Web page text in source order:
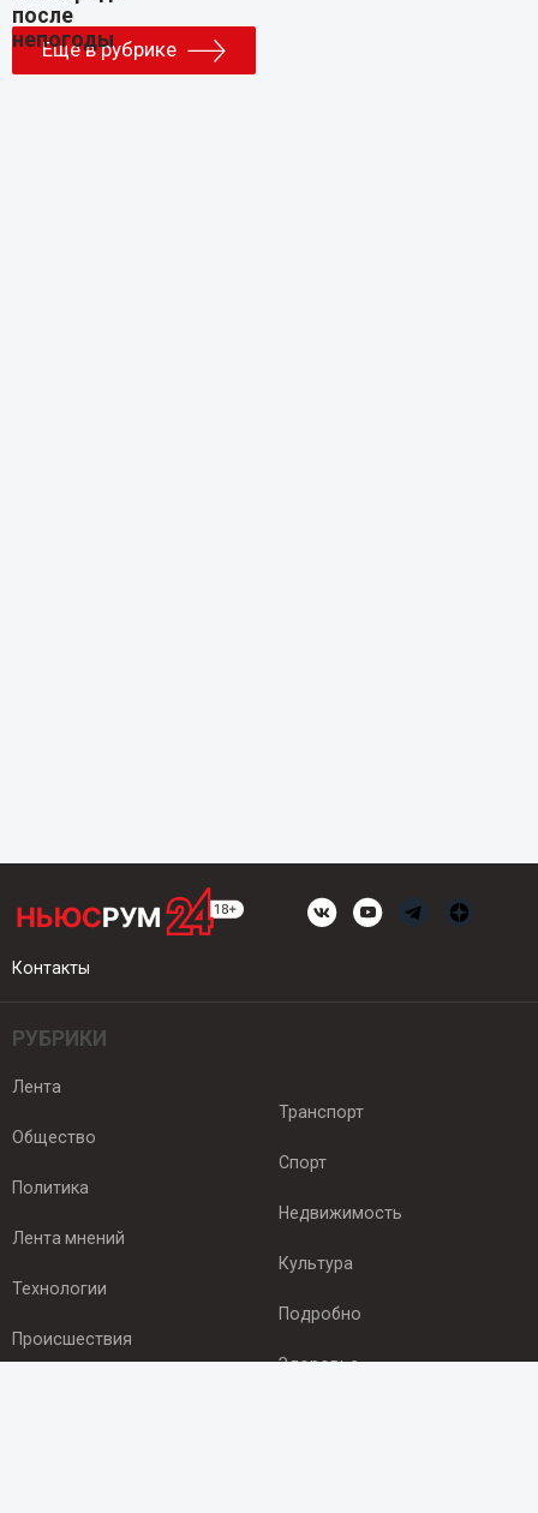
Еще в рубрике
Контакты
РУБРИКИ
Лента
Общество
Политика
Лента мнений
Технологии
Происшествия
Транспорт
Спорт
Недвижимость
Культура
Подробно
Здоровье